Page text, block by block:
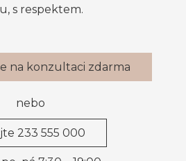
s respektem.
na konzultaci zdarma
nebo
233 555 000